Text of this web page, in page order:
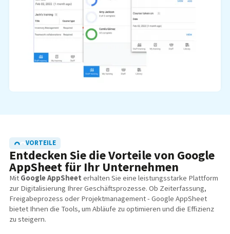
VORTEILE
Entdecken Sie die Vorteile von Google
AppSheet für Ihr Unternehmen
Mit Google AppSheet erhalten Sie eine leistungsstarke Plattform
zur Digitalisierung Ihrer Geschäftsprozesse. Ob Zeiterfassung,
Freigabeprozess oder Projektmanagement - Google AppSheet
bietet Ihnen die Tools, um Abläufe zu optimieren und die Effizienz
zu steigern.